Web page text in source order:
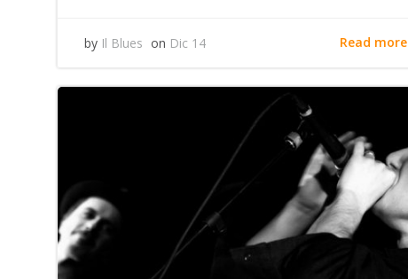
by Il Blues on Dic 14 Read more